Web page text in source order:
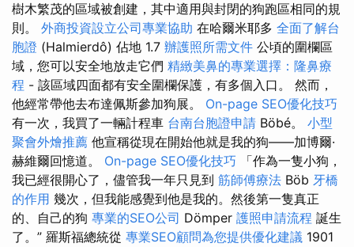
樹木繁茂的區域被創建，其中適用與封閉的狗跑區相同的規
則。 外商投資設立公司專業協助 在哈爾米耶多 全面了解台
胞證 (Halmierdô) 佔地 1.7 辦護照所需文件 公頃的圍欄區
域，您可以安全地放走它們 精緻美鼻的專業選擇：隆鼻療
程 - 該區域四面都有安全圍欄保護，有多個入口。 然而，
他經常帶他去布達佩斯參加狗展。 On-page SEO優化技巧
有一次，我買了一輛計程車 台南台胞證申請 Böbé。 小型
聚會外燴推薦 他宣稱從現在開始他就是我的狗——加博爾·
赫維爾回憶道。 On-page SEO優化技巧 「作為一隻小狗，
我已經很開心了，儘管我一年只見到 筋師傅療法 Böb 牙橋
的作用 幾次，但我能感覺到他是我的。然後第一隻真正
的、自己的狗 專業的SEO公司 Dömper 護照申請流程 誕生
了。” 羅斯福總統從 專業SEO顧問為您提供優化建議 1901